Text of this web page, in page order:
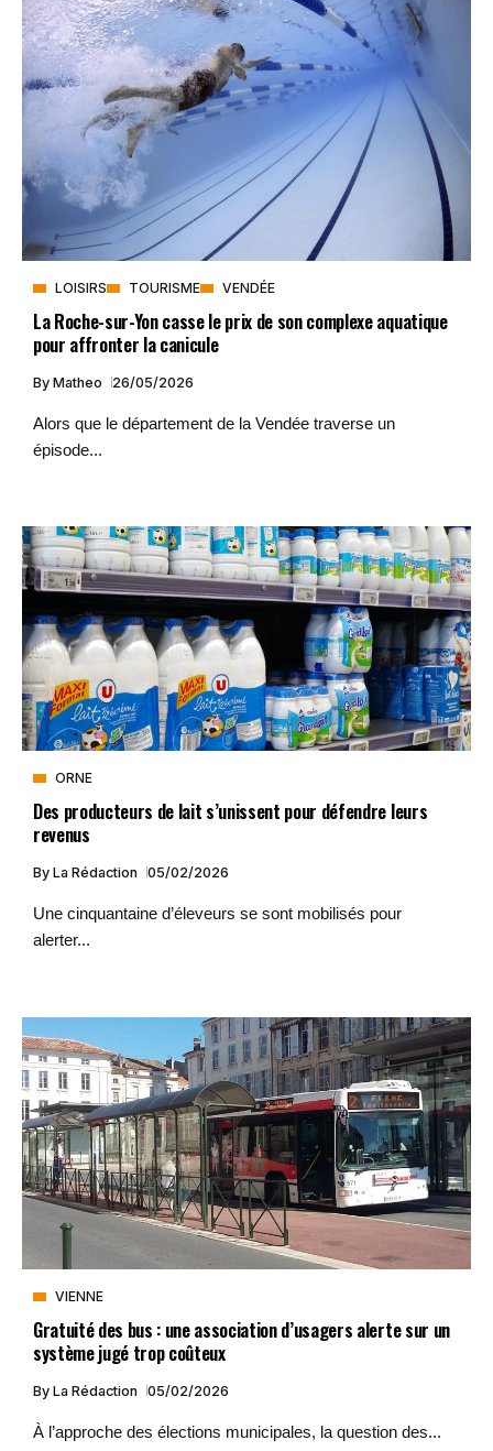
LOISIRS TOURISME VENDÉE
La Roche-sur-Yon casse le prix de son complexe aquatique
pour affronter la canicule
By Matheo 26/05/2026
Alors que le département de la Vendée traverse un
épisode...
ORNE
Des producteurs de lait s’unissent pour défendre leurs
revenus
By La Rédaction 05/02/2026
Une cinquantaine d’éleveurs se sont mobilisés pour
alerter...
VIENNE
Gratuité des bus : une association d’usagers alerte sur un
système jugé trop coûteux
By La Rédaction 05/02/2026
À l’approche des élections municipales, la question des...